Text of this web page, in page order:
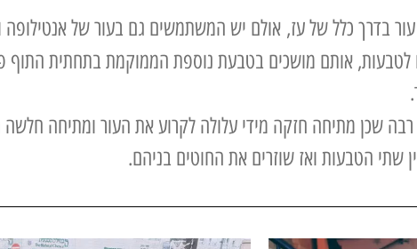
בדרך כלל של עז, אולם יש המשתמשים גם בעור של אנטילופה
לטבעות, אותם מושכים בטבעת נוספת הממוקמת בתחתית
שכן מתיחה חזקה מידי עלולה לקרוע את העור ומתיחה חלשה
שתי הטבעות ואז שוזרים את החוטים בניהם.